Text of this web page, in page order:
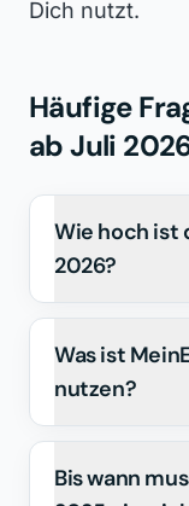
Dich nutzt.
Häufige
ab Juli
Wie hoch ist
2026?
Was ist
nutzen?
Bis wann